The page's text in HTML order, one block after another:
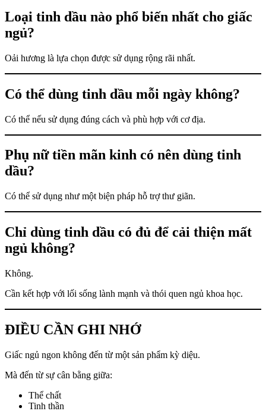
Loại tinh dầu nào phổ biến nhất cho giấc
ngủ?
Oải hương là lựa chọn được sử dụng rộng rãi nhất.
Có thể dùng tinh dầu mỗi ngày không?
Có thể nếu sử dụng đúng cách và phù hợp với cơ địa.
Phụ nữ tiền mãn kinh có nên dùng tinh
dầu?
Có thể sử dụng như một biện pháp hỗ trợ thư giãn.
Chỉ dùng tinh dầu có đủ để cải thiện mất
ngủ không?
Không.
Cần kết hợp với lối sống lành mạnh và thói quen ngủ khoa học.
ĐIỀU CẦN GHI NHỚ
Giấc ngủ ngon không đến từ một sản phẩm kỳ diệu.
Mà đến từ sự cân bằng giữa:
Thể chất
Tinh thần